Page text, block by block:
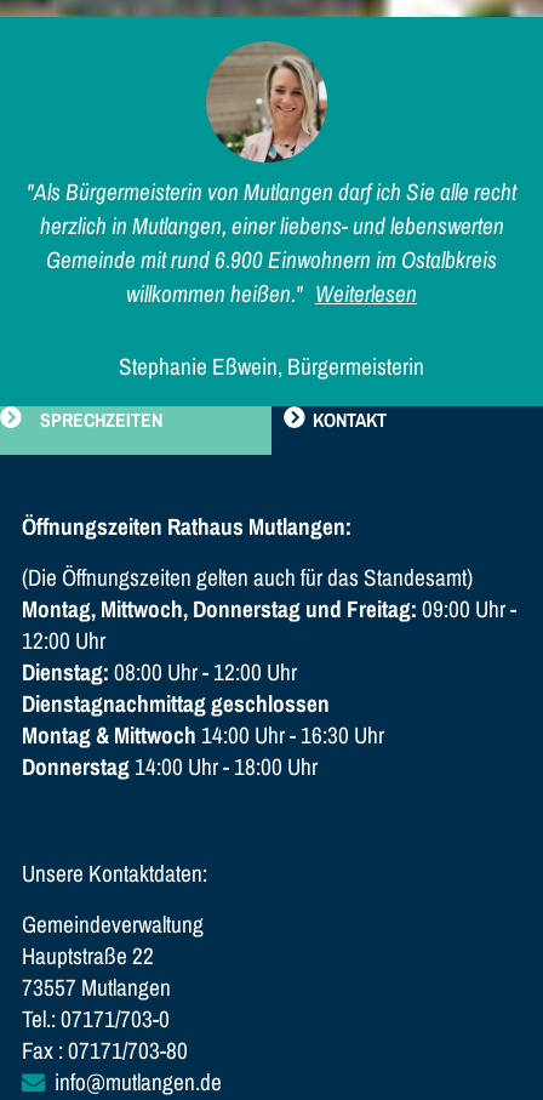
"Als Bürgermeisterin von Mutlangen darf ich Sie alle recht
herzlich in Mutlangen, einer liebens- und lebenswerten
Gemeinde mit rund 6.900 Einwohnern im Ostalbkreis
willkommen heißen." Weiterlesen
Stephanie Eßwein, Bürgermeisterin
SPRECHZEITEN KONTAKT
Öffnungszeiten Rathaus Mutlangen:
(Die Öffnungszeiten gelten auch für das Standesamt)
Montag, Mittwoch, Donnerstag und Freitag:09:00 Uhr -
12:00 Uhr
Dienstag:08:00 Uhr - 12:00 Uhr
Dienstagnachmittag geschlossen
Montag & Mittwoch 14:00 Uhr - 16:30 Uhr
Donnerstag14:00 Uhr - 18:00 Uhr
Unsere Kontaktdaten:
Gemeindeverwaltung
Hauptstraße 22
73557 Mutlangen
Tel.: 07171/703-0
Fax : 07171/703-80
info@mutlangen.de